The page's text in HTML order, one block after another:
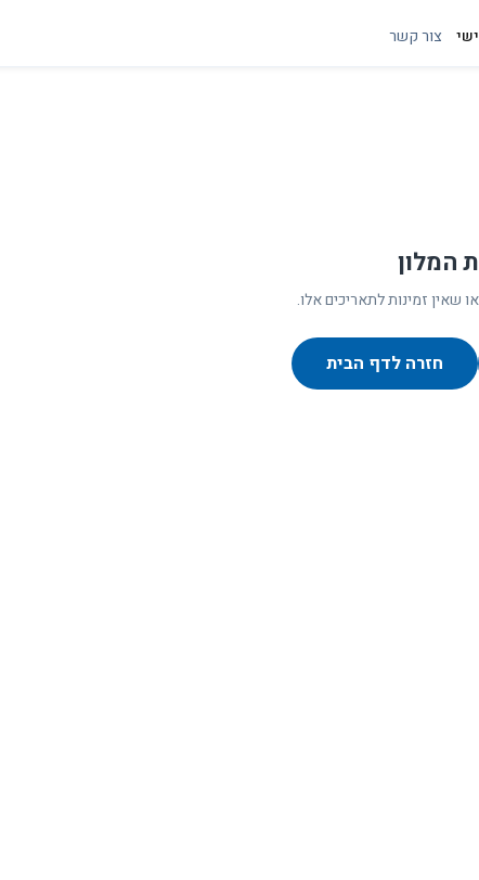
צור קשר
המלון
שאין זמינות לתאריכים אלו.
חזרה לדף הבית